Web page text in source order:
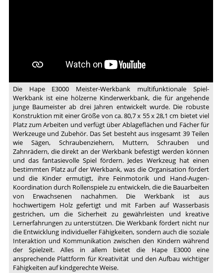
Die Hape E3000 Meister-Werkbank multifunktionale Spiel-
Werkbank ist eine hölzerne Kinderwerkbank, die für angehende
junge Baumeister ab drei Jahren entwickelt wurde. Die robuste
Konstruktion mit einer Größe von ca. 80,7 x 55 x 28,1 cm bietet viel
Platz zum Arbeiten und verfügt über Ablageflächen und Fächer für
Werkzeuge und Zubehör. Das Set besteht aus insgesamt 39 Teilen
wie Sägen, Schraubenziehern, Muttern, Schrauben und
Zahnrädern, die direkt an der Werkbank befestigt werden können
und das fantasievolle Spiel fördern. Jedes Werkzeug hat einen
bestimmten Platz auf der Werkbank, was die Organisation fördert
und die Kinder ermutigt, ihre Feinmotorik und Hand-Augen-
Koordination durch Rollenspiele zu entwickeln, die die Bauarbeiten
von Erwachsenen nachahmen. Die Werkbank ist aus
hochwertigem Holz gefertigt und mit Farben auf Wasserbasis
gestrichen, um die Sicherheit zu gewährleisten und kreative
Lernerfahrungen zu unterstützen. Die Werkbank fördert nicht nur
die Entwicklung individueller Fähigkeiten, sondern auch die soziale
Interaktion und Kommunikation zwischen den Kindern während
der Spielzeit. Alles in allem bietet die Hape E3000 eine
ansprechende Plattform für Kreativität und den Aufbau wichtiger
Fähigkeiten auf kindgerechte Weise.